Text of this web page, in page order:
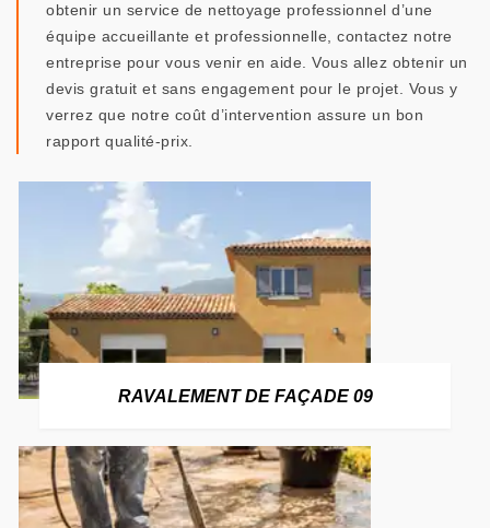
obtenir un service de nettoyage professionnel d’une
équipe accueillante et professionnelle, contactez notre
entreprise pour vous venir en aide. Vous allez obtenir un
devis gratuit et sans engagement pour le projet. Vous y
verrez que notre coût d’intervention assure un bon
rapport qualité-prix.
RAVALEMENT DE FAÇADE 09